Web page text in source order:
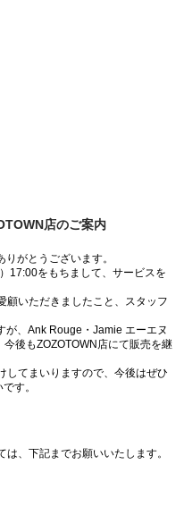
店のご案内
がとうございます。
17:00をもちまして、サービスを
顧いただきましたこと、スタッフ
が、Ank Rouge・Jamie エーエヌ
後もZOZOTOWN店にて販売を継
してまいりますので、今後はぜひ
す。
、下記までお願いいたします。